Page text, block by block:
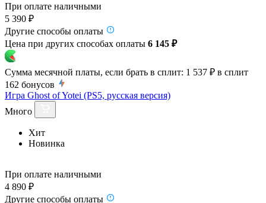
При оплате наличными
5 390 ₽
Другие способы оплаты
Цена при других способах оплаты 6 145 ₽
Сумма месячной платы, если брать в сплит: 1 537 ₽ в сплит
162 бонусов
Игра Ghost of Yotei (PS5, русская версия)
Много
Хит
Новинка
При оплате наличными
4 890 ₽
Другие способы оплаты